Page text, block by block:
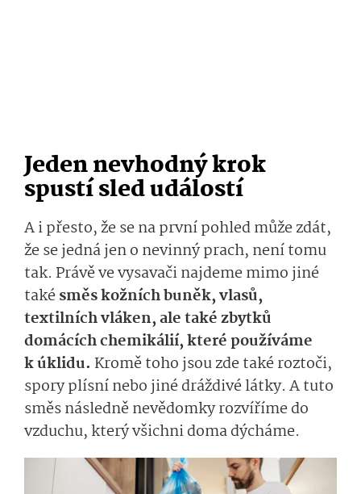
Jeden nevhodný krok
spustí sled událostí
A i přesto, že se na první pohled může zdát,
že se jedná jen o nevinný prach, není tomu
tak. Právě ve vysavači najdeme mimo jiné
takésměs kožních buněk, vlasů,
textilních vláken, ale také zbytků
domácích chemikálií, které používáme
k úklidu. Kromě toho jsou zde také roztoči,
spory plísní nebo jiné dráždivé látky. A tuto
směs následně nevědomky rozvíříme do
vzduchu, který všichni doma dýcháme.